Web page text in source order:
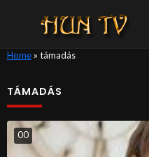
Home» támadás
TÁMADÁS
00